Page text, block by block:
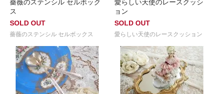
薔薇のステンシル セルボック
ス
SOLD OUT
薔薇のステンシル セルボックス
愛らしい天使のレースクッシ
ョン
SOLD OUT
愛らしい天使のレースクッション